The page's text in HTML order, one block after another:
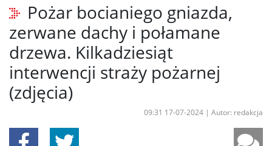
Pożar bocianiego gniazda,
zerwane dachy i połamane
drzewa. Kilkadziesiąt
interwencji straży pożarnej
(zdjęcia)
09:31 17-07-2024 | Autor: redakcja